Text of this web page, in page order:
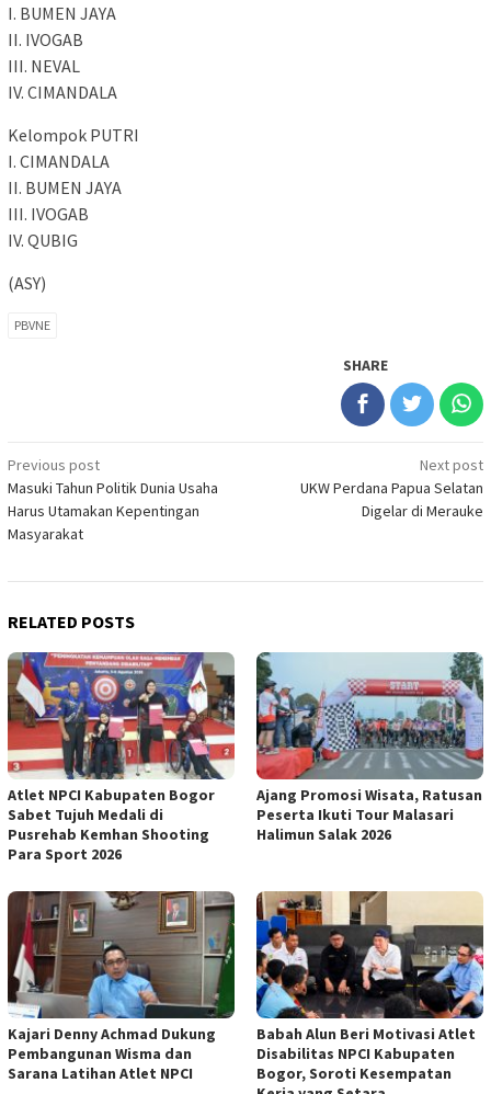
I. BUMEN JAYA
II. IVOGAB
III. NEVAL
IV. CIMANDALA
Kelompok PUTRI
I. CIMANDALA
II. BUMEN JAYA
III. IVOGAB
IV. QUBIG
(ASY)
PBVNE
SHARE
Post
navigation
Previous post
Masuki Tahun Politik Dunia Usaha
Harus Utamakan Kepentingan
Masyarakat
Next post
UKW Perdana Papua Selatan
Digelar di Merauke
RELATED POSTS
Atlet NPCI Kabupaten Bogor
Sabet Tujuh Medali di
Pusrehab Kemhan Shooting
Para Sport 2026
Ajang Promosi Wisata, Ratusan
Peserta Ikuti Tour Malasari
Halimun Salak 2026
Kajari Denny Achmad Dukung
Pembangunan Wisma dan
Sarana Latihan Atlet NPCI
Babah Alun Beri Motivasi Atlet
Disabilitas NPCI Kabupaten
Bogor, Soroti Kesempatan